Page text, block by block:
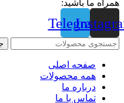
همراه ما باشید:
Telegram
صفحه اصلی
همه محصولات
درباره ما
تماس با ما